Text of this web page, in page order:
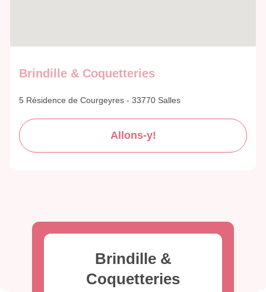
Brindille & Coquetteries
5 Résidence de Courgeyres - 33770 Salles
Allons-y!
Brindille &
Coquetteries